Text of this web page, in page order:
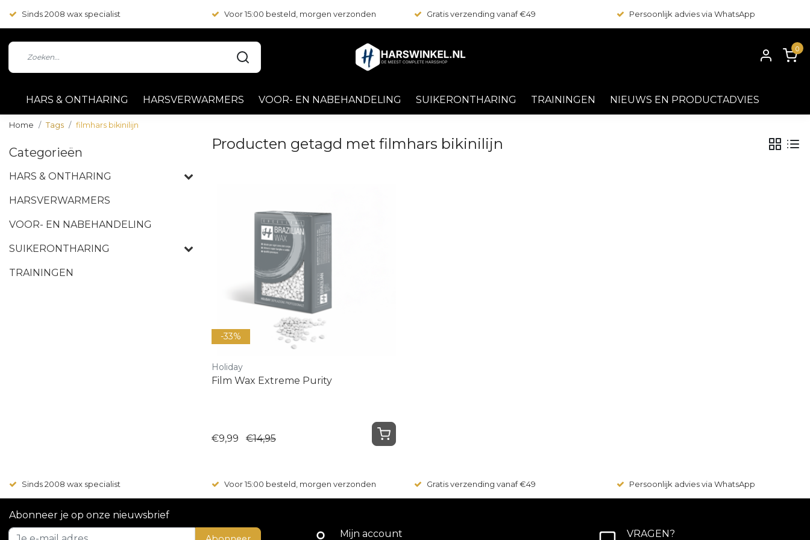
Sinds 2008 wax specialist Voor 15:00 besteld, morgen verzonden Gratis verzending vanaf €49 Persoonlijk advies via WhatsApp
0
HARS & ONTHARING HARSVERWARMERS VOOR- EN NABEHANDELING SUIKERONTHARING TRAININGEN NIEUWS EN PRODUCTADVIES
Home Tags filmhars bikinilijn
Categorieën
HARS & ONTHARING
HARSVERWARMERS
VOOR- EN NABEHANDELING
SUIKERONTHARING
TRAININGEN
Producten getagd met filmhars bikinilijn
-33%
Holiday
Film Wax Extreme Purity
€9,99 €14,95
Sinds 2008 wax specialist Voor 15:00 besteld, morgen verzonden Gratis verzending vanaf €49 Persoonlijk advies via WhatsApp
Abonneer je op onze nieuwsbrief
Mijn account VRAGEN?